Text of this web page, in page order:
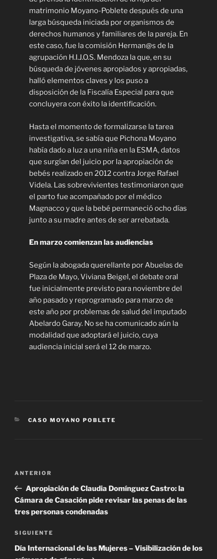
matrimonio Moyano-Poblete después de una
larga búsqueda iniciada por organismos de
derechos humanos y familiares de la pareja. En
este caso, fue la comisión Herman@s de la
agrupación H.I.J.O.S. Mendoza la que, en su
búsqueda de jóvenes apropiados y apropiadas,
halló elementos claves y los puso a
disposición de la Fiscalía Especial para que
concluyera con éxito la identificación.
Hasta el momento de formalizarse la tarea
investigativa, se sabía que Pichona Moyano
había dado a luz a una niña en la ESMA, datos
que surgían del juicio por la apropiación de
bebés realizado en 2012 contra Jorge Rafael
Videla. Las sobrevivientes testimoniaron que
el parto fue acompañado por el médico
Magnacco y que la bebé permaneció ocho días
junto a su madre antes de ser arrebatada.
En marzo comienzan las audiencias
Según la abogada querellante por Abuelas de
Plaza de Mayo, Viviana Beigel, el debate oral
fue inicialmente previsto para noviembre del
año pasado y reprogramado para marzo de
este año por problemas de salud del imputado
Abelardo Garay. No se ha comunicado aún la
modalidad que adoptará el juicio, cuya
audiencia inicial será el 12 de marzo.
CATEGORÍAS
CASO MOYANO POBLETE
entradas
Entrada
anterior
ANTERIOR
Apropiación de Claudia Domínguez Castro: la
Cámara de Casación pide revisar las penas de las
tres personas condenadas
Siguiente
entrada
SIGUIENTE
Día Internacional de las Mujeres – Visibilización de los